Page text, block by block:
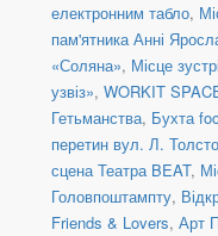
електронним табло,
пам'ятника Анні
«Соляна», Місце
узвіз», WORKIT
Гетьманства, Бухта
перетин вул. Л.
сцена Театра BEAT,
Головпоштампту,
Friends & Lovers, Арт